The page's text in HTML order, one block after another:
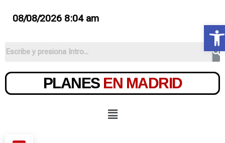
08/08/2026 8:04 am
PLANES EN MADRID